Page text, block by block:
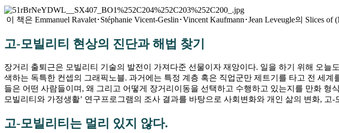
이 책은 Emmanuel Ravalet･Stéphanie Vicent-Geslin･Vincent Kaufmann･Jean Leveugle의 Slices of
고-모빌리티 현상의 진단과 해법 찾기
장거리 출퇴근은 모빌리티 기술의 발전이 가져다준 선물이자 재앙이다. 일을 하기 위해 오
색하는 독특한 컨셉의 그래픽노블. 과거에는 특정 계층 혹은 직업군만 제트기를 타고 전 세계
들은 어떤 사람들이며, 왜 그리고 어떻게 장거리이동을 선택하고 수행하고 있는지를 만화 형
모빌리티와 가정생활’ 연구프로그램의 조사 결과를 바탕으로 사회변화와 개인 삶의 변화,
고-모빌리티는 멀리 있지 않다.